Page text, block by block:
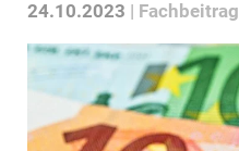
24.10.2023 Fachbeitrag